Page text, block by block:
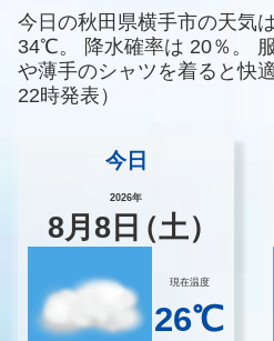
今日の秋田県横手市の天気
34℃。
降水確率は 20％。
や薄手のシャツを着ると快
22時発表）
今日
2026年
8月8 日（土）
現在温度
26℃